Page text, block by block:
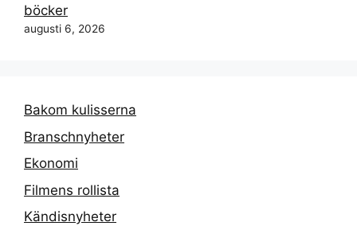
böcker
augusti 6, 2026
Bakom kulisserna
Branschnyheter
Ekonomi
Filmens rollista
Kändisnyheter